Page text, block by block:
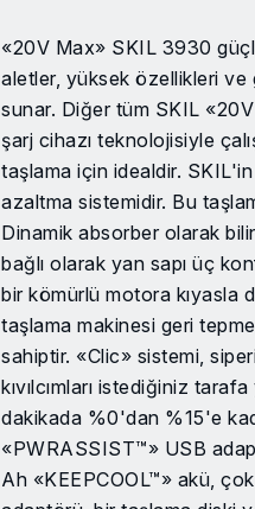
«20V Max» SKIL 3930
aletler, yüksek özellikleri ve
sunar. Diğer tüm SKIL
şarj cihazı teknolojisiyle
taşlama için idealdir.
azaltma sistemidir. Bu
Dinamik absorber olarak
bağlı olarak yan sapı üç
bir kömürlü motora kıyasla
taşlama makinesi geri
sahiptir. «Clic» sistemi,
kıvılcımları istediğiniz
dakikada %0'dan %15'e
«PWRASSIST™» USB
Ah «KEEPCOOL™» akü,